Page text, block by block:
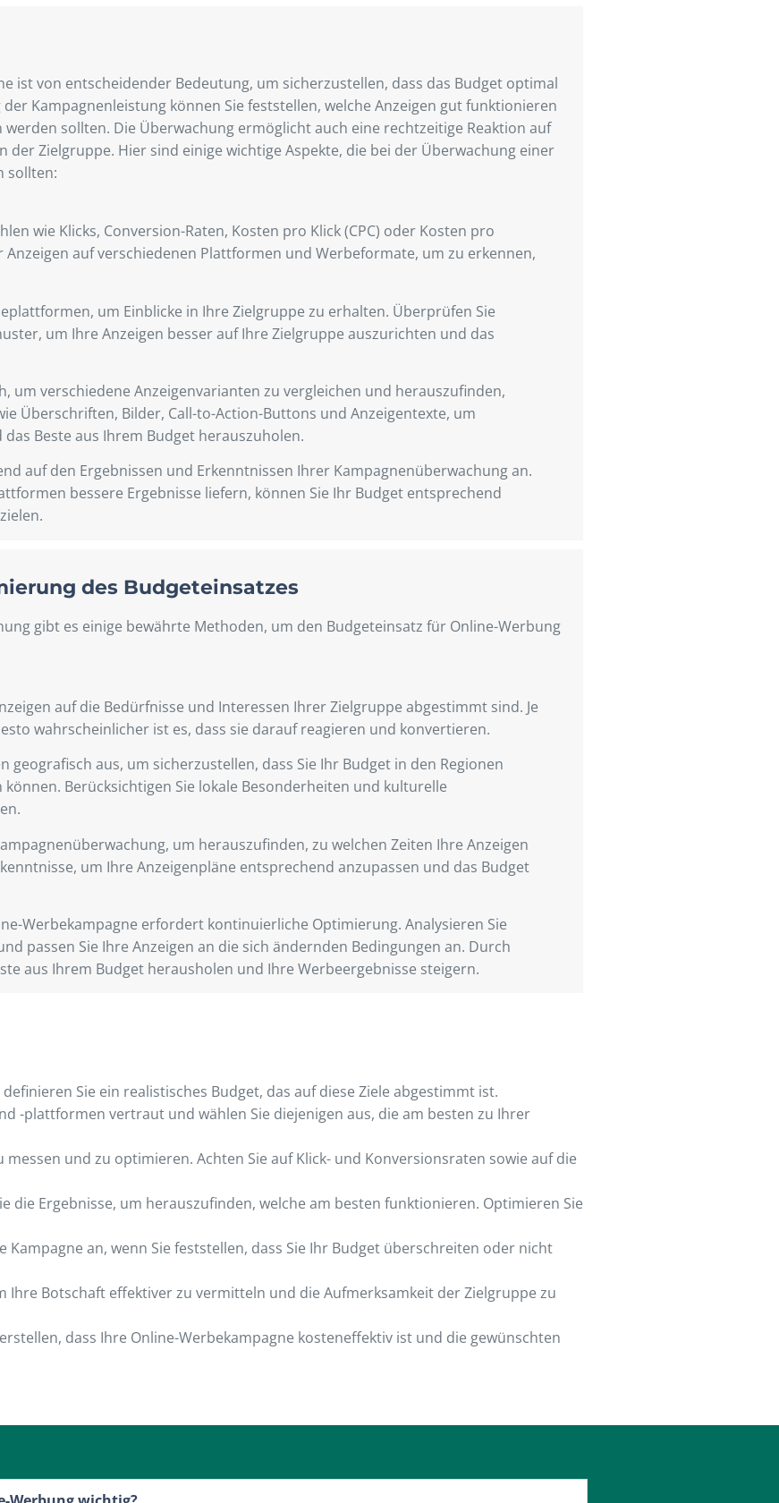
ist von entscheidender Bedeutung, um sicherzustellen, dass das Budget optimal
Kampagnenleistung können Sie feststellen, welche Anzeigen gut funktionieren
sollten. Die Überwachung ermöglicht auch eine rechtzeitige Reaktion auf
Zielgruppe. Hier sind einige wichtige Aspekte, die bei der Überwachung einer
sollten:
wie Klicks, Conversion-Raten, Kosten pro Klick (CPC) oder Kosten pro
Anzeigen auf verschiedenen Plattformen und Werbeformate, um zu erkennen,
um Einblicke in Ihre Zielgruppe zu erhalten. Überprüfen Sie
um Ihre Anzeigen besser auf Ihre Zielgruppe auszurichten und das
um verschiedene Anzeigenvarianten zu vergleichen und herauszufinden,
Überschriften, Bilder, Call-to-Action-Buttons und Anzeigentexte, um
Beste aus Ihrem Budget herauszuholen.
auf den Ergebnissen und Erkenntnissen Ihrer Kampagnenüberwachung an.
bessere Ergebnisse liefern, können Sie Ihr Budget entsprechend
des Budgeteinsatzes
gibt es einige bewährte Methoden, um den Budgeteinsatz für Online-Werbung
auf die Bedürfnisse und Interessen Ihrer Zielgruppe abgestimmt sind. Je
wahrscheinlicher ist es, dass sie darauf reagieren und konvertieren.
geografisch aus, um sicherzustellen, dass Sie Ihr Budget in den Regionen
Berücksichtigen Sie lokale Besonderheiten und kulturelle
um herauszufinden, zu welchen Zeiten Ihre Anzeigen
um Ihre Anzeigenpläne entsprechend anzupassen und das Budget
Werbekampagne erfordert kontinuierliche Optimierung. Analysieren Sie
passen Sie Ihre Anzeigen an die sich ändernden Bedingungen an. Durch
aus Ihrem Budget herausholen und Ihre Werbeergebnisse steigern.
Sie ein realistisches Budget, das auf diese Ziele abgestimmt ist.
-plattformen vertraut und wählen Sie diejenigen aus, die am besten zu Ihrer
und zu optimieren. Achten Sie auf Klick- und Konversionsraten sowie auf die
die Ergebnisse, um herauszufinden, welche am besten funktionieren. Optimieren Sie
an, wenn Sie feststellen, dass Sie Ihr Budget überschreiten oder nicht
Ihre Botschaft effektiver zu vermitteln und die Aufmerksamkeit der Zielgruppe zu
dass Ihre Online-Werbekampagne kosteneffektiv ist und die gewünschten